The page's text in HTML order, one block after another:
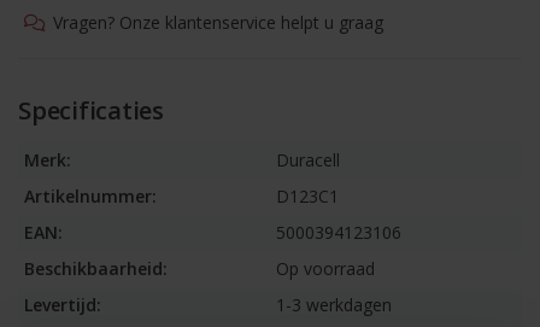
Vragen? Onze klantenservice helpt u graag
Specificaties
Merk:
Duracell
Artikelnummer:
D123C1
EAN:
5000394123106
Beschikbaarheid:
Op voorraad
Levertijd:
1-3 werkdagen